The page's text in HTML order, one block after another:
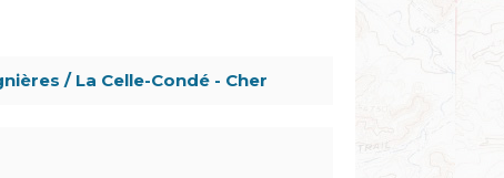
/ La Celle-Condé - Cher